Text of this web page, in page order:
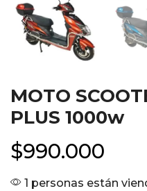
MOTO
PLUS 1000w
$990.000
1 personas están